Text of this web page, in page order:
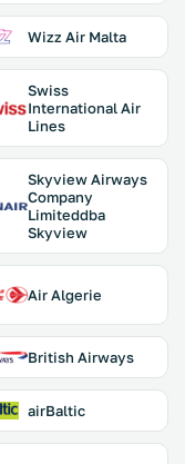
Wizz Air Malta
Swiss
International Air
Lines
Skyview Airways
Company
Limiteddba
Skyview
Air Algerie
British Airways
airBaltic